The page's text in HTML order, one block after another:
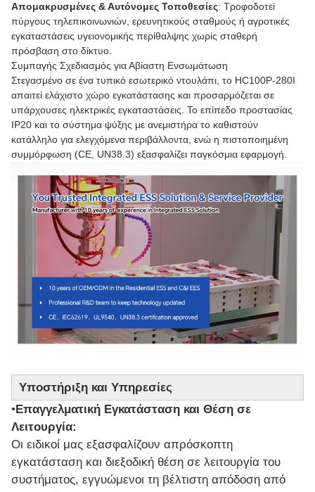
Απομακρυσμένες & Αυτόνομες Τοποθεσίες: Τροφοδοτεί
πύργους τηλεπικοινωνιών, ερευνητικούς σταθμούς ή αγροτικές
εγκαταστάσεις υγειονομικής περίθαλψης χωρίς σταθερή
πρόσβαση στο δίκτυο.
Συμπαγής Σχεδιασμός για Αβίαστη Ενσωμάτωση
Στεγασμένο σε ένα τυπικό εσωτερικό ντουλάπι, το HC100P-280I
απαιτεί ελάχιστο χώρο εγκατάστασης και προσαρμόζεται σε
υπάρχουσες ηλεκτρικές εγκαταστάσεις. Το επίπεδο προστασίας
IP20 και το σύστημα ψύξης με ανεμιστήρα το καθιστούν
κατάλληλο για ελεγχόμενα περιβάλλοντα, ενώ η πιστοποιημένη
συμμόρφωση (CE, UN38.3) εξασφαλίζει παγκόσμια εφαρμογή.
Υποστήριξη και Υπηρεσίες
•Επαγγελματική Εγκατάσταση και Θέση σε
Λειτουργία:
Οι ειδικοί μας εξασφαλίζουν απρόσκοπτη
εγκατάσταση και διεξοδική θέση σε λειτουργία του
συστήματος, εγγυώμενοι τη βέλτιστη απόδοση από